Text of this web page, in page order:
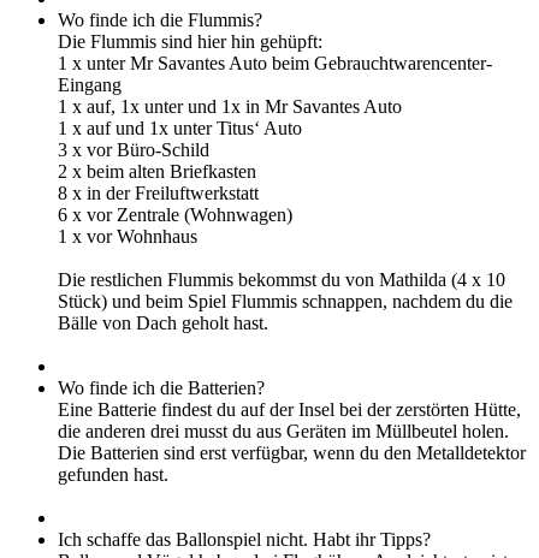
Wo finde ich die Flummis?
Die Flummis sind hier hin gehüpft:
1 x unter Mr Savantes Auto beim Gebrauchtwarencenter-
Eingang
1 x auf, 1x unter und 1x in Mr Savantes Auto
1 x auf und 1x unter Titus‘ Auto
3 x vor Büro-Schild
2 x beim alten Briefkasten
8 x in der Freiluftwerkstatt
6 x vor Zentrale (Wohnwagen)
1 x vor Wohnhaus
Die restlichen Flummis bekommst du von Mathilda (4 x 10
Stück) und beim Spiel Flummis schnappen, nachdem du die
Bälle von Dach geholt hast.
Wo finde ich die Batterien?
Eine Batterie findest du auf der Insel bei der zerstörten Hütte,
die anderen drei musst du aus Geräten im Müllbeutel holen.
Die Batterien sind erst verfügbar, wenn du den Metalldetektor
gefunden hast.
Ich schaffe das Ballonspiel nicht. Habt ihr Tipps?